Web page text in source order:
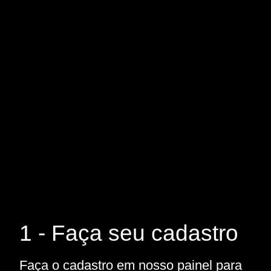
1 - Faça seu cadastro
Faça o cadastro em nosso painel para